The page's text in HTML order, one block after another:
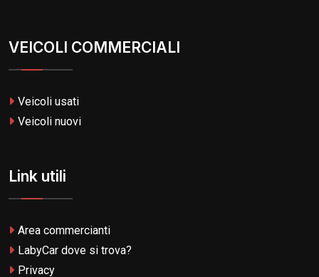
VEICOLI COMMERCIALI
Veicoli usati
Veicoli nuovi
Link utili
Area commercianti
LabyCar dove si trova?
Privacy